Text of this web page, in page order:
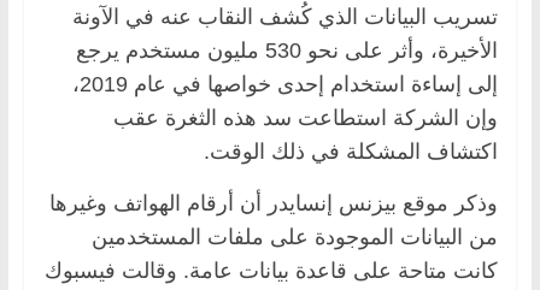
تسريب البيانات الذي كُشف النقاب عنه في الآونة
الأخيرة، وأثر على نحو 530 مليون مستخدم يرجع
إلى إساءة استخدام إحدى خواصها في عام 2019،
وإن الشركة استطاعت سد هذه الثغرة عقب
اكتشاف المشكلة في ذلك الوقت.
وذكر موقع بيزنس إنسايدر أن أرقام الهواتف وغيرها
من البيانات الموجودة على ملفات المستخدمين
كانت متاحة على قاعدة بيانات عامة. وقالت فيسبوك